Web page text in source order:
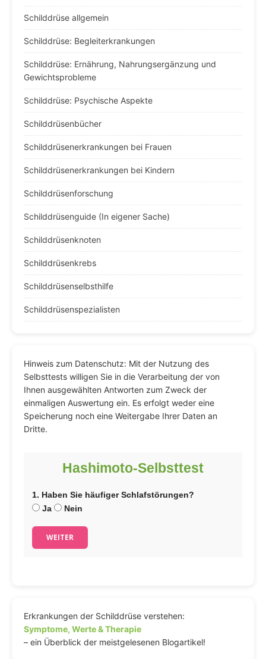
Schilddrüse allgemein
Schilddrüse: Begleiterkrankungen
Schilddrüse: Ernährung, Nahrungsergänzung und
Gewichtsprobleme
Schilddrüse: Psychische Aspekte
Schilddrüsenbücher
Schilddrüsenerkrankungen bei Frauen
Schilddrüsenerkrankungen bei Kindern
Schilddrüsenforschung
Schilddrüsenguide (In eigener Sache)
Schilddrüsenknoten
Schilddrüsenkrebs
Schilddrüsenselbsthilfe
Schilddrüsenspezialisten
Hinweis zum Datenschutz: Mit der Nutzung des
Selbsttests willigen Sie in die Verarbeitung der von
Ihnen ausgewählten Antworten zum Zweck der
einmaligen Auswertung ein. Es erfolgt weder eine
Speicherung noch eine Weitergabe Ihrer Daten an
Dritte.
Hashimoto-Selbsttest
1. Haben Sie häufiger Schlafstörungen?
Ja
Nein
WEITER
Erkrankungen der Schilddrüse verstehen:
Symptome, Werte & Therapie
– ein Überblick der meistgelesenen Blogartikel!